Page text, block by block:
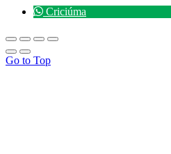
Criciúma
Go to Top